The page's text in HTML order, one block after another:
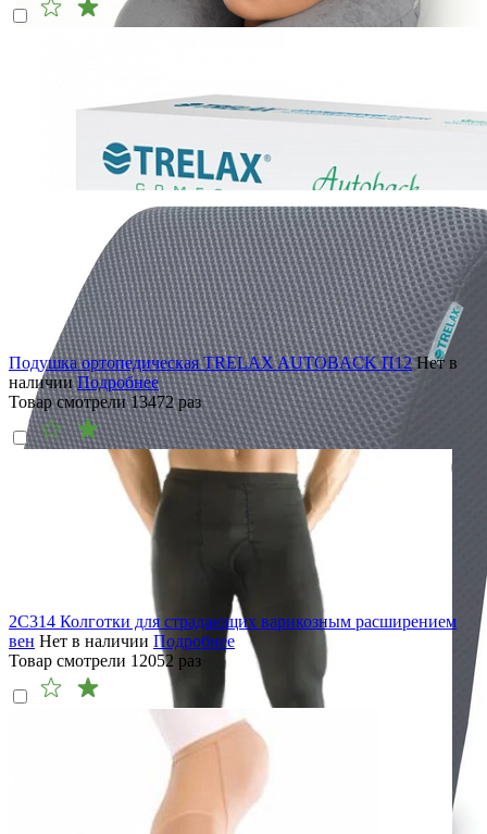
Подушка ортопедическая TRELAX AUTOBACK П12 Нет в
наличии Подробнее
Товар смотрели13472раз
2C314 Колготки для страдающих варикозным расширением
вен Нет в наличии Подробнее
Товар смотрели 12052 раз